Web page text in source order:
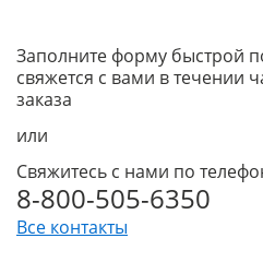
Заполните форму быстрой
свяжется с вами в течении
заказа
или
Свяжитесь с нами по
8-800-505-6350
Все контакты